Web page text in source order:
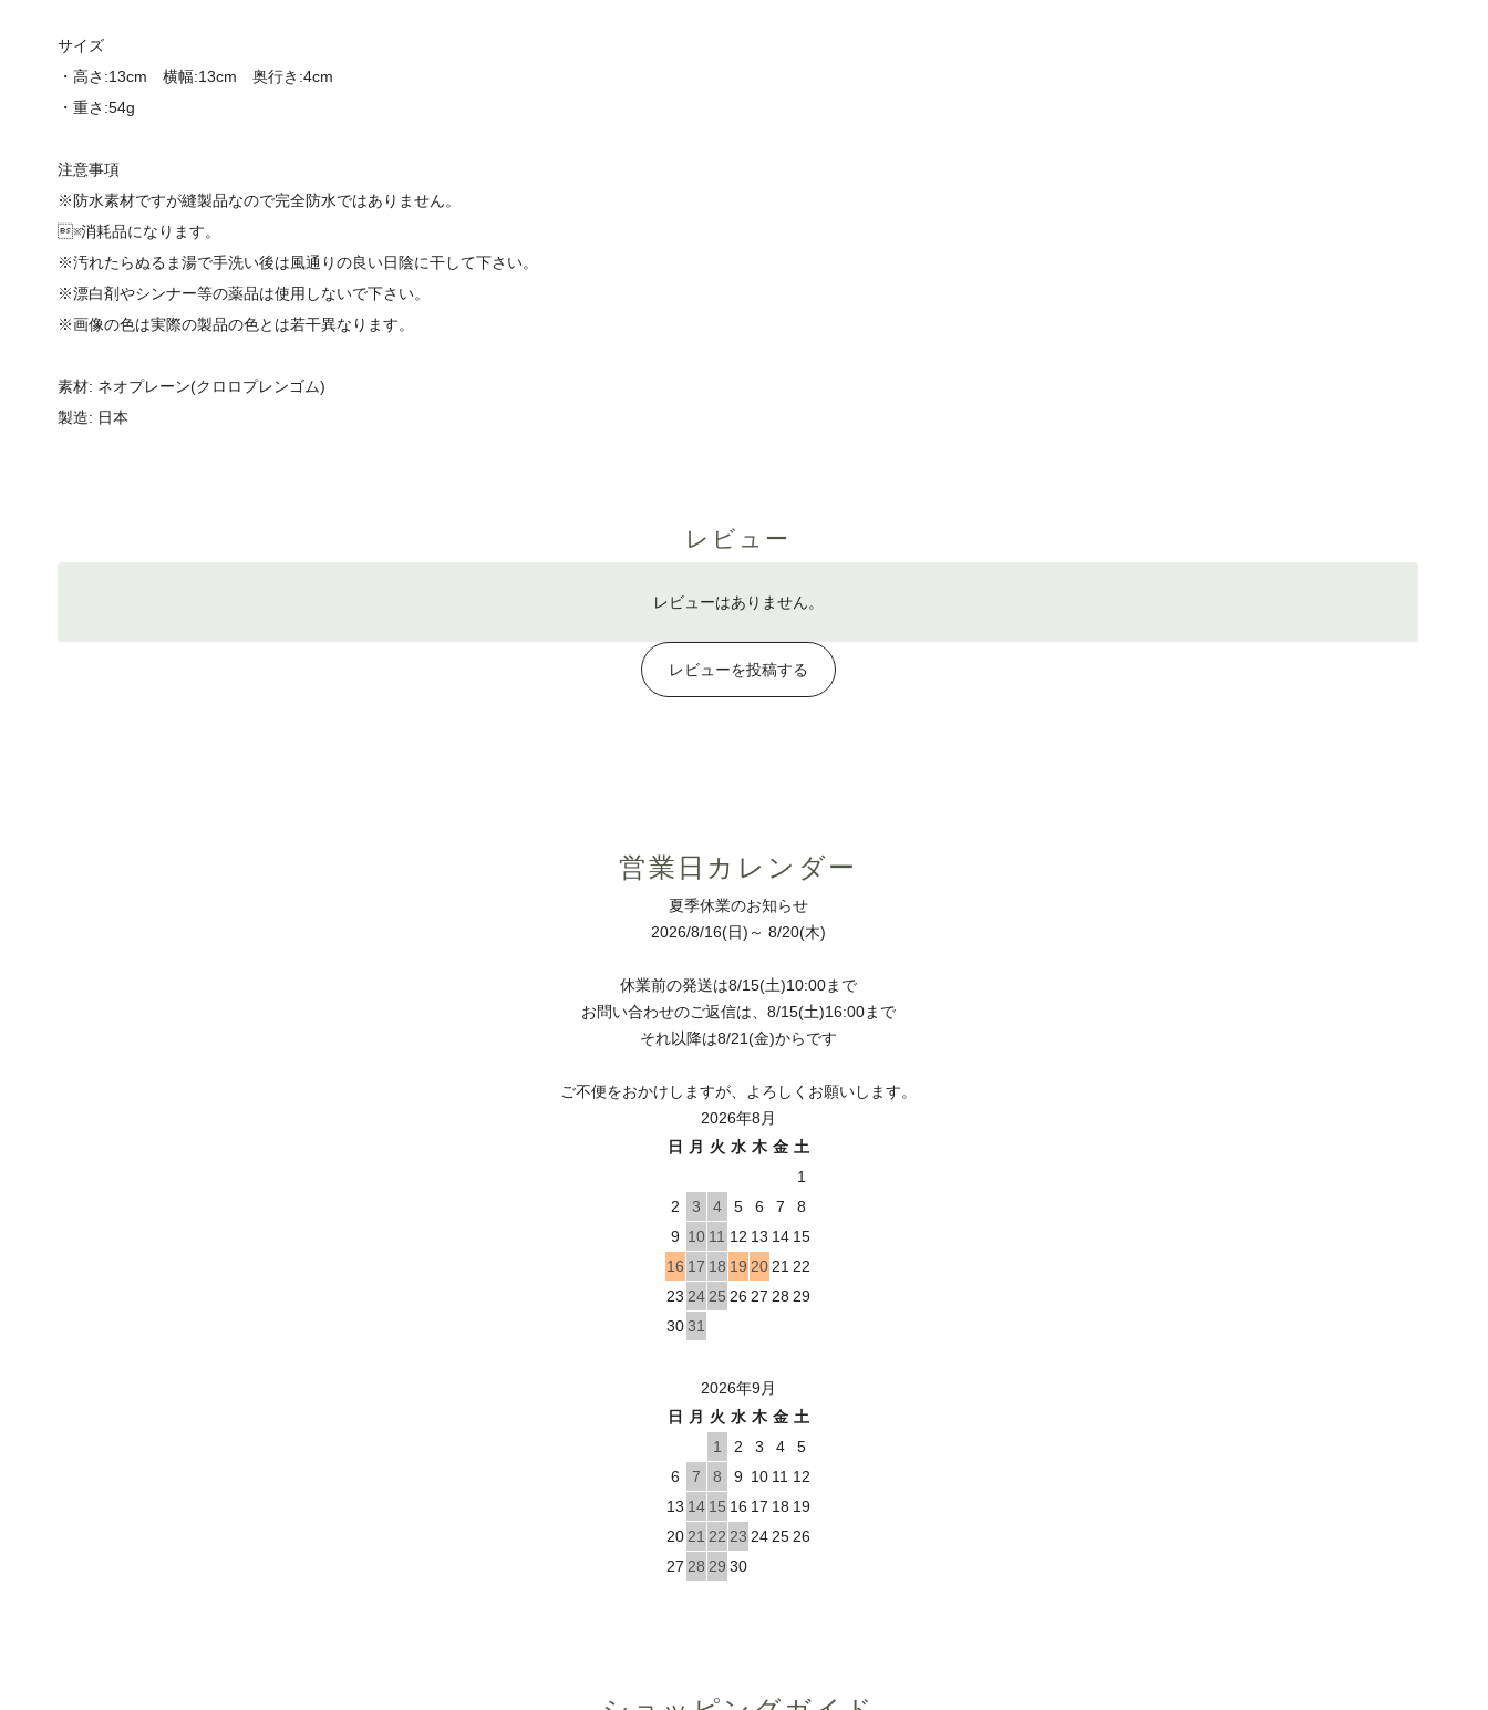
サイズ
・高さ:13cm 横幅:13cm 奥行き:4cm
・重さ:54g
注意事項
※防水素材ですが縫製品なので完全防水ではありません。
※消耗品になります。
※汚れたらぬるま湯で手洗い後は風通りの良い日陰に干して下さい。
※漂白剤やシンナー等の薬品は使用しないで下さい。
※画像の色は実際の製品の色とは若干異なります。
素材: ネオプレーン(クロロプレンゴム)
製造: 日本
レビュー
レビューはありません。
レビューを投稿する
営業日カレンダー
夏季休業のお知らせ
2026/8/16(日)～ 8/20(木)
休業前の発送は8/15(土)10:00まで
お問い合わせのご返信は、8/15(土)16:00まで
それ以降は8/21(金)からです
ご不便をおかけしますが、よろしくお願いします。
2026年8月
日
月 火 水 木 金 土
1
2
3 4 5 6 7
8
9 10 11 12 13 14 15
16 17 18 19 20 21 22
23 24 25 26 27 28 29
3031
2026年9月
日
月 火 水 木 金 土
1
2 3 4
5
6
7 8 9 10 11 12
13 14 15 16 17 18 19
20 21 22 23 24 25 26
27 28 29 30